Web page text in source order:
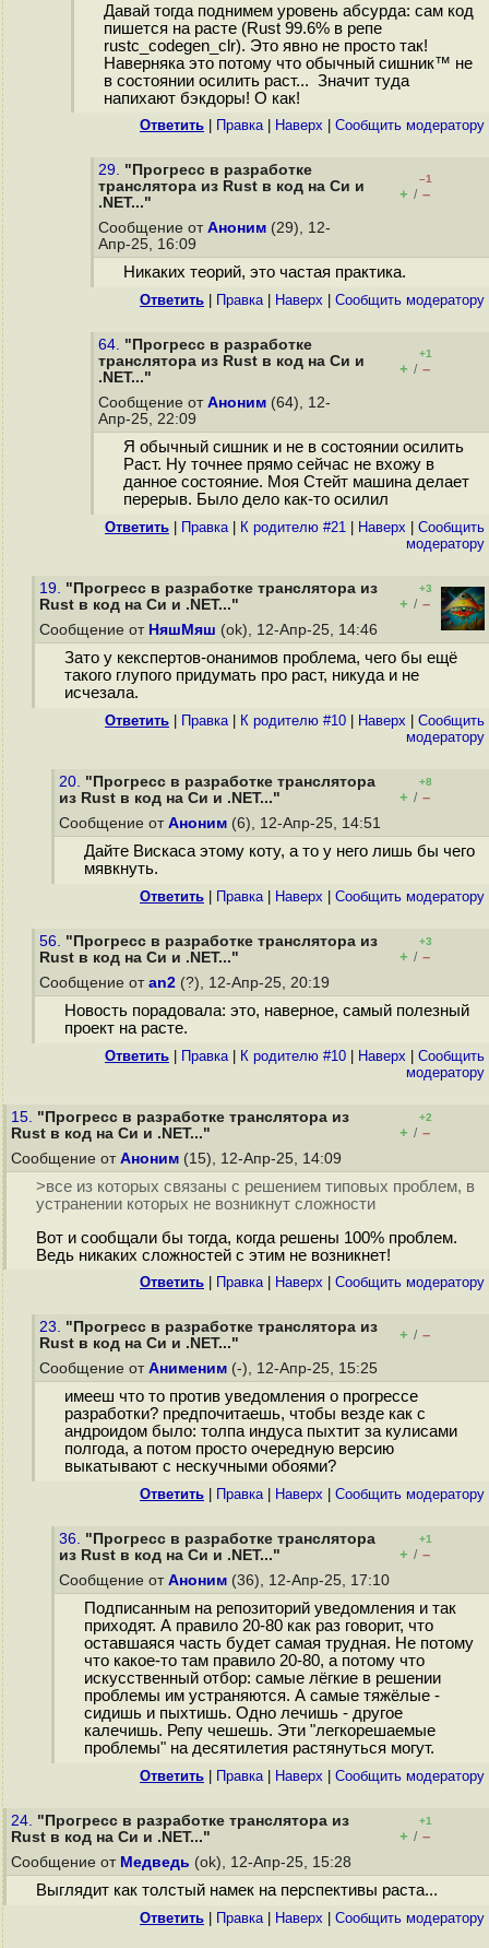
Давай тогда поднимем уровень абсурда: сам код
пишется на расте (Rust 99.6% в репе
rustc_codegen_clr). Это явно не просто так!
Наверняка это потому что обычный сишник™ не
в состоянии осилить раст... Значит туда
напихают бэкдоры! О как!
Ответить Правка| Наверх Cообщить модератору
29. "Прогресс в разработке
транслятора из Rust в код на Cи и
.NET..."
–1
+ / –
Сообщение от Аноним (29), 12-
Апр-25, 16:09
Никаких теорий, это частая практика.
Ответить Правка| Наверх Cообщить модератору
64. "Прогресс в разработке
транслятора из Rust в код на Cи и
.NET..."
+1
+ / –
Сообщение от Аноним (64), 12-
Апр-25, 22:09
Я обычный сишник и не в состоянии осилить
Раст. Ну точнее прямо сейчас не вхожу в
данное состояние. Моя Стейт машина делает
перерыв. Было дело как-то осилил
Ответить Правка| К родителю #21 Наверх
Cообщить
модератору
19. "Прогресс в разработке транслятора из
Rust в код на Cи и .NET..."
+3
+ / –
Сообщение от НяшМяш (ok), 12-Апр-25, 14:46
Зато у кекспертов-онанимов проблема, чего бы ещё
такого глупого придумать про раст, никуда и не
исчезала.
Ответить Правка| К родителю #10 Наверх
Cообщить
модератору
20. "Прогресс в разработке транслятора
из Rust в код на Cи и .NET..."
+8
+ / –
Сообщение от Аноним (6), 12-Апр-25, 14:51
Дайте Вискаса этому коту, а то у него лишь бы чего
мявкнуть.
Ответить Правка| Наверх Cообщить модератору
56. "Прогресс в разработке транслятора из
Rust в код на Cи и .NET..."
+3
+ / –
Сообщение от an2 (?), 12-Апр-25, 20:19
Новость порадовала: это, наверное, самый полезный
проект на расте.
Ответить Правка| К родителю #10 Наверх
Cообщить
модератору
15. "Прогресс в разработке транслятора из
Rust в код на Cи и .NET..."
+2
+ / –
Сообщение от Аноним (15), 12-Апр-25, 14:09
>все из которых связаны с решением типовых проблем, в
устранении которых не возникнут сложности
Вот и сообщали бы тогда, когда решены 100% проблем.
Ведь никаких сложностей с этим не возникнет!
Ответить Правка| Наверх Cообщить модератору
23. "Прогресс в разработке транслятора из
Rust в код на Cи и .NET..."
+ / –
Сообщение от Анименим (-), 12-Апр-25, 15:25
имееш что то против уведомления о прогрессе
разработки? предпочитаешь, чтобы везде как с
андроидом было: толпа индуса пыхтит за кулисами
полгода, а потом просто очередную версию
выкатывают с нескучными обоями?
Ответить Правка| Наверх Cообщить модератору
36. "Прогресс в разработке транслятора
из Rust в код на Cи и .NET..."
+1
+ / –
Сообщение от Аноним (36), 12-Апр-25, 17:10
Подписанным на репозиторий уведомления и так
приходят. А правило 20-80 как раз говорит, что
оставшаяся часть будет самая трудная. Не потому
что какое-то там правило 20-80, а потому что
искусственный отбор: самые лёгкие в решении
проблемы им устраняются. А самые тяжёлые -
сидишь и пыхтишь. Одно лечишь - другое
калечишь. Репу чешешь. Эти "легкорешаемые
проблемы" на десятилетия растянуться могут.
Ответить Правка| Наверх Cообщить модератору
24. "Прогресс в разработке транслятора из
Rust в код на Cи и .NET..."
+1
+ / –
Сообщение от Медведь (ok), 12-Апр-25, 15:28
Выглядит как толстый намек на перспективы раста...
Ответить Правка| Наверх Cообщить модератору